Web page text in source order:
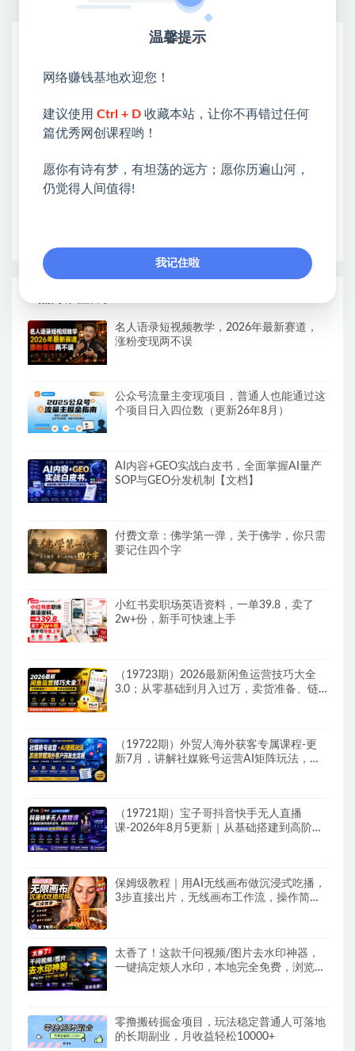
类&副业类，资源丰富 物超所值。
❤能助您：找项目 + 低成本创业 + 减少信息差 + 见识
❤本站为众多团队提供了重要价值，也为众多创业者
开启网络之门，广受好评！
名人语录短视频教学，2026年最新赛道，
涨粉变现两不误
公众号流量主变现项目，普通人也能通过这
个项目日入四位数（更新26年8月）
AI内容+GEO实战白皮书，全面掌握AI量产
SOP与GEO分发机制【文档】
付费文章：佛学第一弹，关于佛学，你只需
要记住四个字
小红书卖职场英语资料，一单39.8，卖了
2w+份，新手可快速上手
（19723期）2026最新闲鱼运营技巧大全
3.0；从零基础到月入过万，卖货准备、链
（19722期）外贸人海外获客专属课程-更
新7月，讲解社媒账号运营AI矩阵玩法，，
（19721期）宝子哥抖音快手无人直播
课-2026年8月5更新｜从基础搭建到高阶起
保姆级教程｜用AI无线画布做沉浸式吃播，
3步直接出片，无线画布工作流，操作简单
太香了！这款千问视频/图片去水印神器，
一键搞定烦人水印，本地完全免费，浏览器
零撸搬砖掘金项目，玩法稳定普通人可落地
的长期副业，月收益轻松10000+
温馨提示
网络赚钱基地欢迎您！
建议使用 Ctrl + D 收藏本站，让你不再错过任何
篇优秀网创课程哟！
愿你有诗有梦，有坦荡的远方；愿你历遍山河，
仍觉得人间值得!
我记住啦